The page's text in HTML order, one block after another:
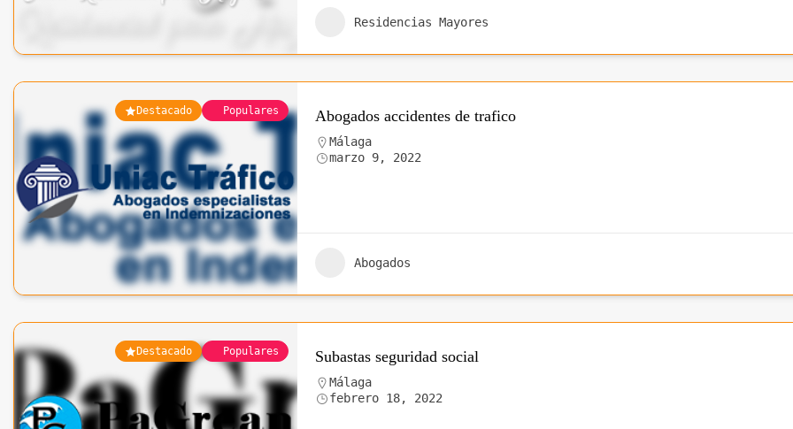
Residencias Mayores
Destacado Populares Abogados accidentes de trafico
Málaga
marzo 9, 2022
Abogados
Destacado Populares Subastas seguridad social
Málaga
febrero 18, 2022